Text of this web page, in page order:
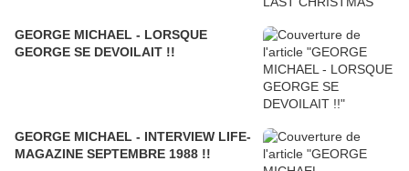
GEORGE MICHAEL - LORSQUE
GEORGE SE DEVOILAIT !!
GEORGE MICHAEL - INTERVIEW LIFE-
MAGAZINE SEPTEMBRE 1988 !!